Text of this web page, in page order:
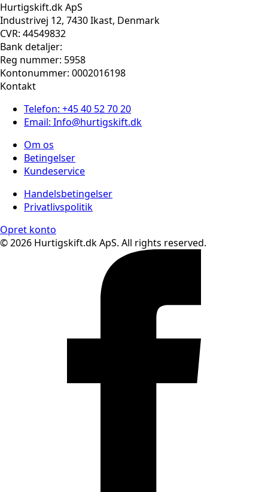
Hurtigskift.dk ApS
Industrivej 12, 7430 Ikast, Denmark
CVR: 44549832
Bank detaljer:
Reg nummer: 5958
Kontonummer: 0002016198
Kontakt
Telefon: +45 40 52 70 20
Email: Info@hurtigskift.dk
Om os
Betingelser
Kundeservice
Handelsbetingelser
Privatlivspolitik
Opret konto
© 2026 Hurtigskift.dk ApS. All rights reserved.